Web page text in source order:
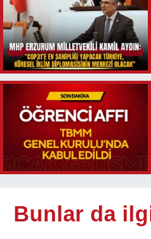
Bunlar da